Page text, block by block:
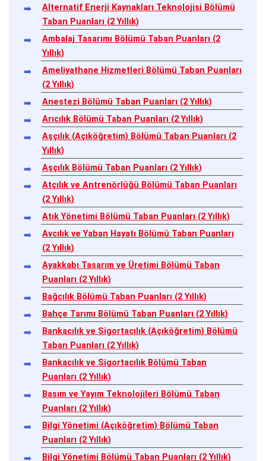
Alternatif Enerji Kaynakları Teknolojisi Bölümü
Taban Puanları (2 Yıllık)
Ambalaj Tasarımı Bölümü Taban Puanları (2
Yıllık)
Ameliyathane Hizmetleri Bölümü Taban Puanları
(2 Yıllık)
Anestezi Bölümü Taban Puanları (2 Yıllık)
Arıcılık Bölümü Taban Puanları (2 Yıllık)
Aşçılık (Açıköğretim) Bölümü Taban Puanları (2
Yıllık)
Aşçılık Bölümü Taban Puanları (2 Yıllık)
Atçılık ve Antrenörlüğü Bölümü Taban Puanları
(2 Yıllık)
Atık Yönetimi Bölümü Taban Puanları (2 Yıllık)
Avcılık ve Yaban Hayatı Bölümü Taban Puanları
(2 Yıllık)
Ayakkabı Tasarım ve Üretimi Bölümü Taban
Puanları (2 Yıllık)
Bağcılık Bölümü Taban Puanları (2 Yıllık)
Bahçe Tarımı Bölümü Taban Puanları (2 Yıllık)
Bankacılık ve Sigortacılık (Açıköğretim) Bölümü
Taban Puanları (2 Yıllık)
Bankacılık ve Sigortacılık Bölümü Taban
Puanları (2 Yıllık)
Basım ve Yayım Teknolojileri Bölümü Taban
Puanları (2 Yıllık)
Bilgi Yönetimi (Açıköğretim) Bölümü Taban
Puanları (2 Yıllık)
Bilgi Yönetimi Bölümü Taban Puanları (2 Yıllık)